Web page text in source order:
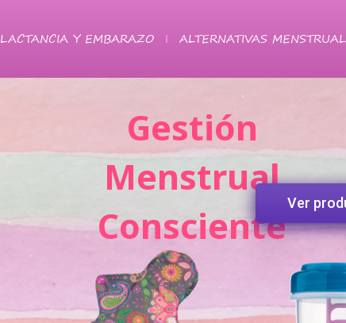
LACTANCIA Y EMBARAZO ALTERNATIVAS